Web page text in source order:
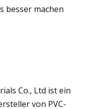
besser machen
Co., Ltd ist ein
von PVC-